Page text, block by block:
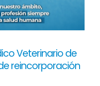
Veterinario de
reincorporación